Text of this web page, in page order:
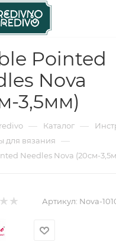
Pointed
Nova
3,5мм)
— Каталог —
для вязания —
Needles Nova (20см-
Артикул: Nova-